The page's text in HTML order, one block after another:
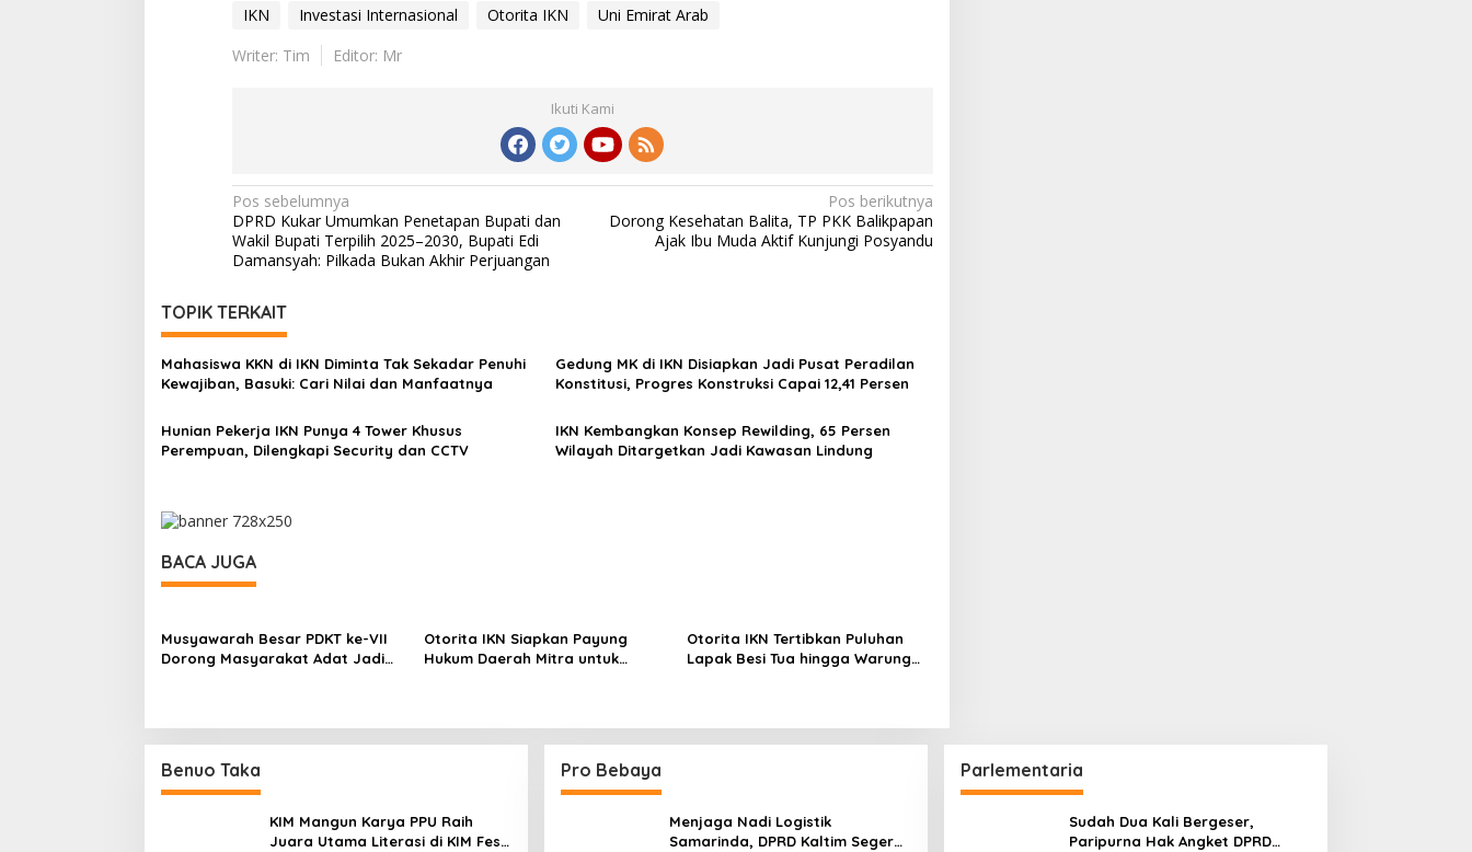
IKN Investasi Internasional Otorita IKN
Uni Emirat Arab
Writer: Tim
Editor: Mr
Ikuti Kami
Navigasi
pos
Pos sebelumnya
DPRD Kukar Umumkan Penetapan Bupati dan
Wakil Bupati Terpilih 2025–2030, Bupati Edi
Damansyah: Pilkada Bukan Akhir Perjuangan
Pos berikutnya
Dorong Kesehatan Balita, TP PKK Balikpapan
Ajak Ibu Muda Aktif Kunjungi Posyandu
TOPIK TERKAIT
Mahasiswa KKN di IKN Diminta Tak Sekadar Penuhi
Kewajiban, Basuki: Cari Nilai dan Manfaatnya
Gedung MK di IKN Disiapkan Jadi Pusat Peradilan
Konstitusi, Progres Konstruksi Capai 12,41 Persen
Hunian Pekerja IKN Punya 4 Tower Khusus
Perempuan, Dilengkapi Security dan CCTV
IKN Kembangkan Konsep Rewilding, 65 Persen
Wilayah Ditargetkan Jadi Kawasan Lindung
BACA JUGA
Musyawarah Besar PDKT ke-VII
Dorong Masyarakat Adat Jadi
Otorita IKN Siapkan Payung
Hukum Daerah Mitra untuk
Otorita IKN Tertibkan Puluhan
Lapak Besi Tua hingga Warung
Benuo Taka
KIM Mangun Karya PPU Raih
Juara Utama Literasi di KIM Fest
Pro Bebaya
Menjaga Nadi Logistik
Samarinda, DPRD Kaltim Segera
Parlementaria
Sudah Dua Kali Bergeser,
Paripurna Hak Angket DPRD